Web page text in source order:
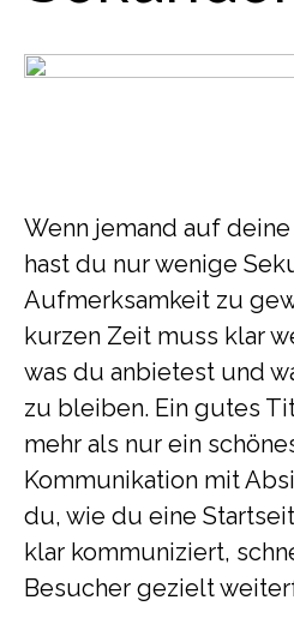
Wenn jemand auf
hast du nur wenige
Aufmerksamkeit zu
kurzen Zeit muss klar
was du anbietest und
zu bleiben. Ein gutes
mehr als nur ein
Kommunikation mit
du, wie du eine
klar kommuniziert,
Besucher gezielt